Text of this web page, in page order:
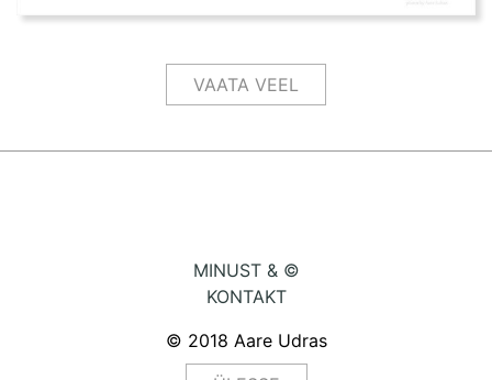
VAATA VEEL
MINUST & ©
KONTAKT
© 2018 Aare Udras